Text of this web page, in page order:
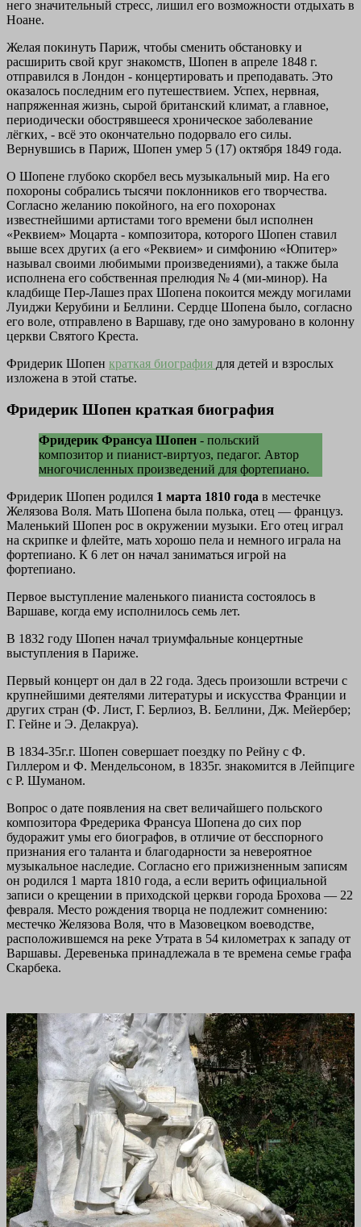
него значительный стресс, лишил его возможности отдыхать в
Ноане.
Желая покинуть Париж, чтобы сменить обстановку и
расширить свой круг знакомств, Шопен в апреле 1848 г.
отправился в Лондон - концертировать и преподавать. Это
оказалось последним его путешествием. Успех, нервная,
напряженная жизнь, сырой британский климат, а главное,
периодически обострявшееся хроническое заболевание
лёгких, - всё это окончательно подорвало его силы.
Вернувшись в Париж, Шопен умер 5 (17) октября 1849 года.
О Шопене глубоко скорбел весь музыкальный мир. На его
похороны собрались тысячи поклонников его творчества.
Согласно желанию покойного, на его похоронах
известнейшими артистами того времени был исполнен
«Реквием» Моцарта - композитора, которого Шопен ставил
выше всех других (а его «Реквием» и симфонию «Юпитер»
называл своими любимыми произведениями), а также была
исполнена его собственная прелюдия № 4 (ми-минор). На
кладбище Пер-Лашез прах Шопена покоится между могилами
Луиджи Керубини и Беллини. Сердце Шопена было, согласно
его воле, отправлено в Варшаву, где оно замуровано в колонну
церкви Святого Креста.
Фридерик Шопен краткая биография для детей и взрослых
изложена в этой статье.
Фридерик Шопен краткая биография
Фридерик Франсуа Шопен - польский
композитор и пианист-виртуоз, педагог. Автор
многочисленных произведений для фортепиано.
Фридерик Шопен родился 1 марта 1810 года в местечке
Желязова Воля. Мать Шопена была полька, отец — француз.
Маленький Шопен рос в окружении музыки. Его отец играл
на скрипке и флейте, мать хорошо пела и немного играла на
фортепиано. К 6 лет он начал заниматься игрой на
фортепиано.
Первое выступление маленького пианиста состоялось в
Варшаве, когда ему исполнилось семь лет.
В 1832 году Шопен начал триумфальные концертные
выступления в Париже.
Первый концерт он дал в 22 года. Здесь произошли встречи с
крупнейшими деятелями литературы и искусства Франции и
других стран (Ф. Лист, Г. Берлиоз, В. Беллини, Дж. Мейербер;
Г. Гейне и Э. Делакруа).
В 1834-35г.г. Шопен совершает поездку по Рейну с Ф.
Гиллером и Ф. Мендельсоном, в 1835г. знакомится в Лейпциге
с Р. Шуманом.
Вопрос о дате появления на свет величайшего польского
композитора Фредерика Франсуа Шопена до сих пор
будоражит умы его биографов, в отличие от бесспорного
признания его таланта и благодарности за невероятное
музыкальное наследие. Согласно его прижизненным записям
он родился 1 марта 1810 года, а если верить официальной
записи о крещении в приходской церкви города Брохова — 22
февраля. Место рождения творца не подлежит сомнению:
местечко Желязова Воля, что в Мазовецком воеводстве,
расположившемся на реке Утрата в 54 километрах к западу от
Варшавы. Деревенька принадлежала в те времена семье графа
Скарбека.